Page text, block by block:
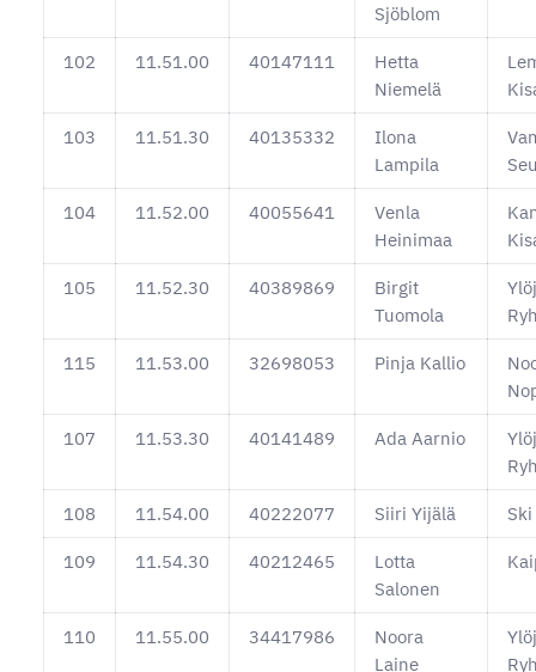
Sjöblom
102 11.51.00 40147111
Hetta
Niemelä
103 11.51.30 40135332
Ilona
Lampila
104 11.52.00 40055641
Venla
Heinimaa
105 11.52.30 40389869
Birgit
Tuomola
115 11.53.00 32698053 Pinja Kallio
107 11.53.30 40141489 Ada Aarnio
108 11.54.00 40222077 Siiri Yijälä
109 11.54.30 40212465
Lotta
Salonen
110 11.55.00 34417986
Noora
Laine